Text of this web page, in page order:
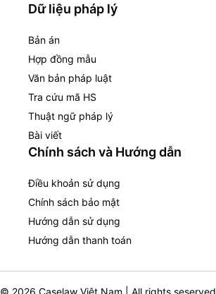
Dữ liệu pháp lý
Bản án
Hợp đồng mẫu
Văn bản pháp luật
Tra cứu mã HS
Thuật ngữ pháp lý
Bài viết
Chính sách và Hướng dẫn
Điều khoản sử dụng
Chính sách bảo mật
Hướng dẫn sử dụng
Hướng dẫn thanh toán
© 2026 Caselaw Việt Nam | All rights seserved